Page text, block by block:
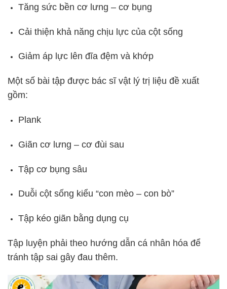
Tăng sức bền cơ lưng – cơ bụng
Cải thiện khả năng chịu lực của cột sống
Giảm áp lực lên đĩa đệm và khớp
Một số bài tập được bác sĩ vật lý trị liệu đề xuất
gồm:
Plank
Giãn cơ lưng – cơ đùi sau
Tập cơ bụng sâu
Duỗi cột sống kiểu “con mèo – con bò”
Tập kéo giãn bằng dụng cụ
Tập luyện phải theo hướng dẫn cá nhân hóa để
tránh tập sai gây đau thêm.